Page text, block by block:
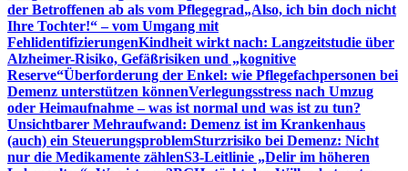
der Betroffenen ab als vom Pflegegrad„Also, ich bin doch nicht
Ihre Tochter!“ – vom Umgang mit
FehlidentifizierungenKindheit wirkt nach: Langzeitstudie über
Alzheimer-Risiko, Gefäßrisiken und „kognitive
Reserve“Überforderung der Enkel: wie Pflegefachpersonen bei
Demenz unterstützen könnenVerlegungsstress nach Umzug
oder Heimaufnahme – was ist normal und was ist zu tun?
Unsichtbarer Mehraufwand: Demenz ist im Krankenhaus
(auch) ein SteuerungsproblemSturzrisiko bei Demenz: Nicht
nur die Medikamente zählenS3-Leitlinie „Delir im höheren